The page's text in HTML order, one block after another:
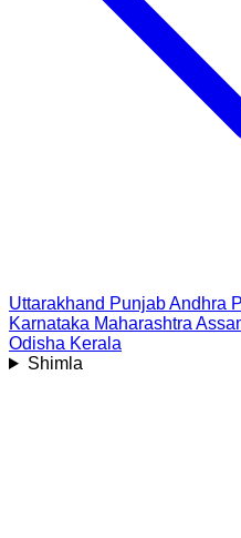
Uttarakhand PunjabAndhra
Karnataka Maharashtra
Odisha Kerala
Shimla